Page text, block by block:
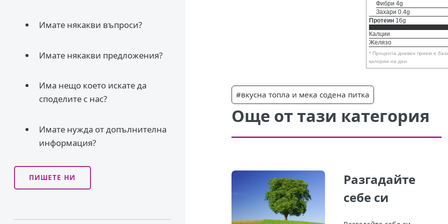
Фибри 4g
Захари 0.4g
Протеин16g
Калции
Желязо
* Процента дневен прием е
калории на ден.
#вкусна топла и мека содена питка
Още от тази категория
Разгадайте
себе си
Имате някакви въпроси?
Имате някакви предложения?
Има нещо което искате да
споделите с нас?
Имате нужда от допълнителна
информация?
ПИШЕТЕ НИ